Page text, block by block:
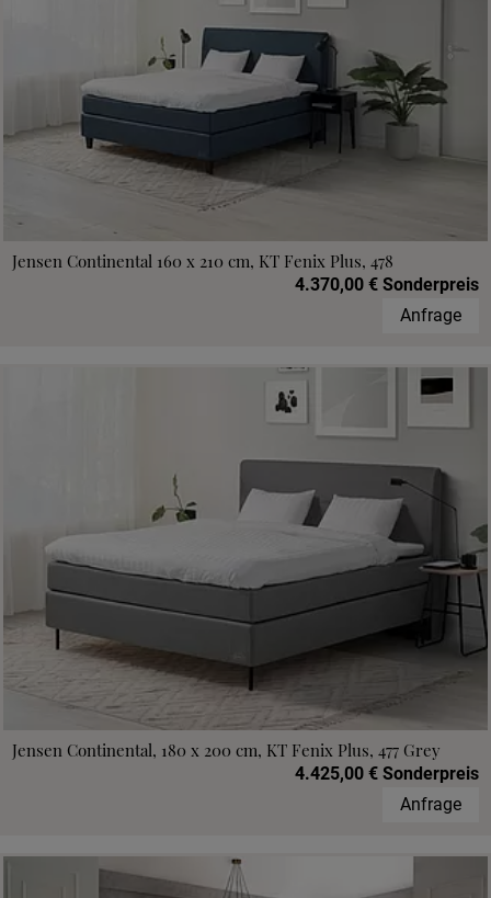
Jensen Continental 160 x 210 cm, KT Fenix Plus, 478
4.370,00 € Sonderpreis
Anfrage
Jensen Continental, 180 x 200 cm, KT Fenix Plus, 477 Grey
4.425,00 € Sonderpreis
Anfrage